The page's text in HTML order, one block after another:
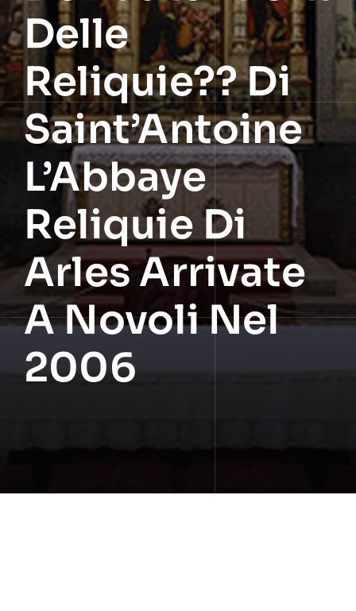
Delle
Reliquie?? Di
Saint’Antoine
L’Abbaye
Reliquie Di
Arles Arrivate
A Novoli Nel
2006